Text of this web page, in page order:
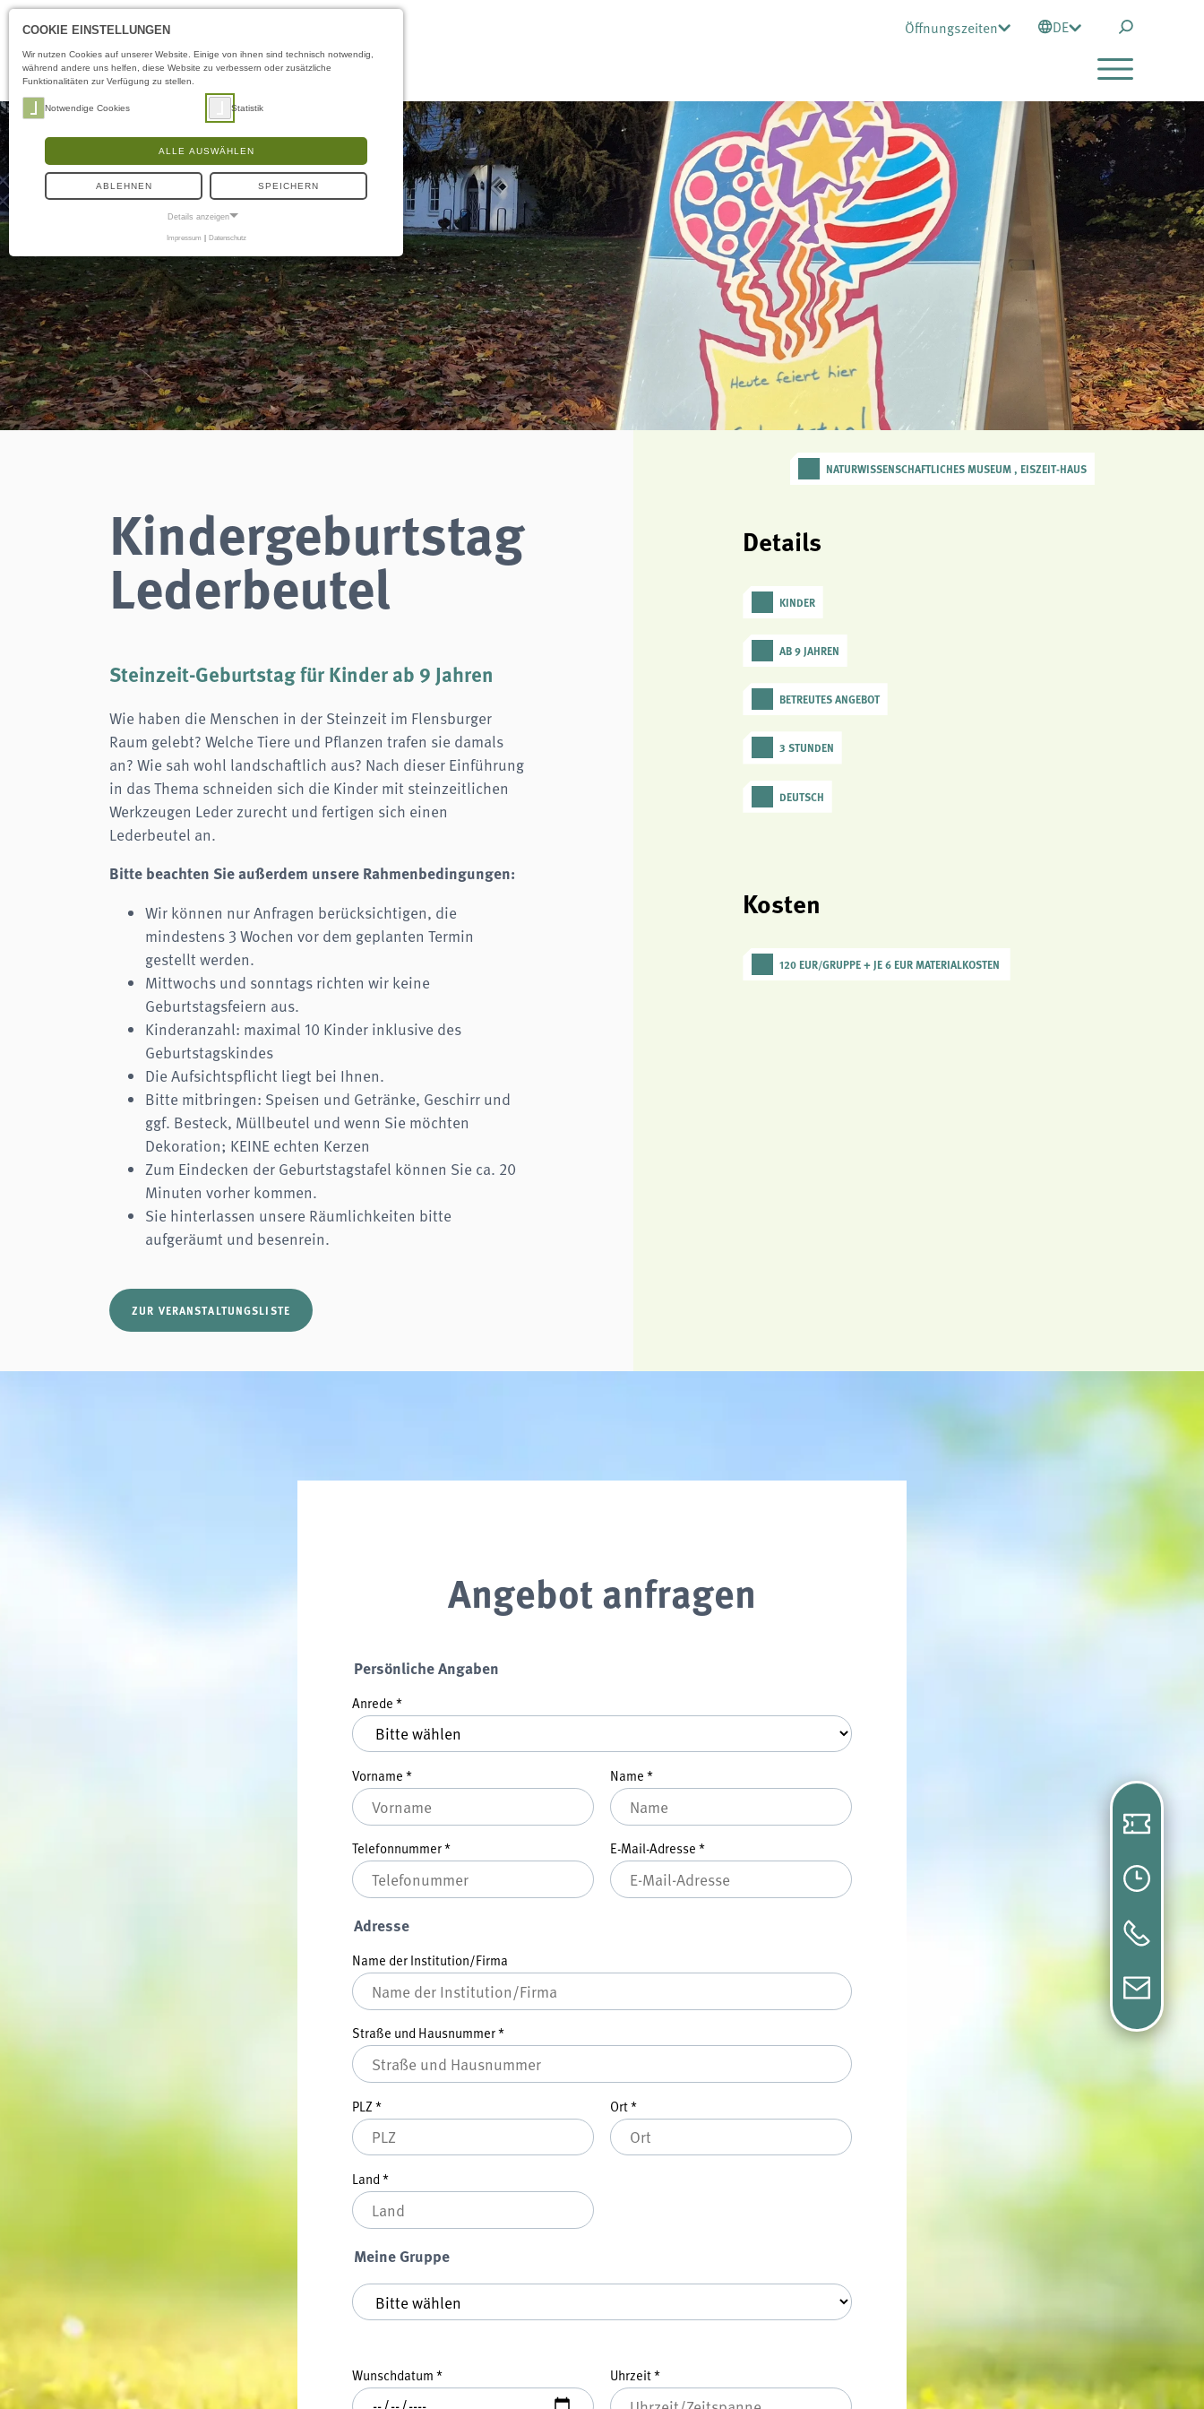
Öffnungszeiten DE
Kindergeburtstag
Lederbeutel
Steinzeit-Geburtstag für Kinder ab 9 Jahren
Wie haben die Menschen in der Steinzeit im Flensburger
Raum gelebt? Welche Tiere und Pflanzen trafen sie damals
an? Wie sah wohl landschaftlich aus? Nach dieser Einführung
in das Thema schneiden sich die Kinder mit steinzeitlichen
Werkzeugen Leder zurecht und fertigen sich einen
Lederbeutel an.
Bitte beachten Sie außerdem unsere Rahmenbedingungen:
Wir können nur Anfragen berücksichtigen, die
mindestens 3 Wochen vor dem geplanten Termin
gestellt werden.
Mittwochs und sonntags richten wir keine
Geburtstagsfeiern aus.
Kinderanzahl: maximal 10 Kinder inklusive des
Geburtstagskindes
Die Aufsichtspflicht liegt bei Ihnen.
Bitte mitbringen: Speisen und Getränke, Geschirr und
ggf. Besteck, Müllbeutel und wenn Sie möchten
Dekoration; KEINE echten Kerzen
Zum Eindecken der Geburtstagstafel können Sie ca. 20
Minuten vorher kommen.
Sie hinterlassen unsere Räumlichkeiten bitte
aufgeräumt und besenrein.
ZUR VERANSTALTUNGSLISTE
NATURWISSENSCHAFTLICHES MUSEUM , EISZEIT-HAUS
Details
KINDER
AB 9 JAHREN
BETREUTES ANGEBOT
3 STUNDEN
DEUTSCH
Kosten
120 EUR/GRUPPE + JE 6 EUR MATERIALKOSTEN
Angebot anfragen
Persönliche Angaben
Anrede *
Vorname * Name *
Telefonnummer* E-Mail-Adresse *
Adresse
Name der Institution/Firma
Straße und Hausnummer*
PLZ * Ort*
Land *
Meine Gruppe
Meine Gruppe*
Wunschdatum * Uhrzeit*
COOKIE EINSTELLUNGEN
Wir nutzen Cookies auf unserer Website. Einige von ihnen sind technisch notwendig,
während andere uns helfen, diese Website zu verbessern oder zusätzliche
Funktionalitäten zur Verfügung zu stellen.
Notwendige Cookies Statistik
ALLE AUSWÄHLEN
ABLEHNEN SPEICHERN
Details anzeigen
Notwendige Cookies ermöglichen grundlegende Funktionen und sind für die
einwandfreie Funktion der Website erforderlich.
Frontend User
Name: fe_typo3_user
Anbieter: naturwissenschaftliches-museum.de
Zweck: Login
Cookie Laufzeit: Session
Dieser Cookie speichert die ausgewählten Einverständnis-
Optionen des Benutzers
Matomo
Impressum | Datenschutz